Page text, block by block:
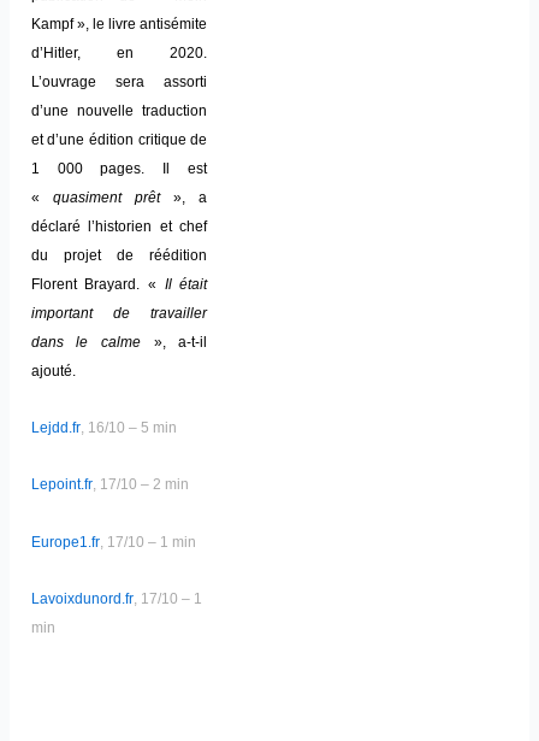
Kampf », le livre antisémite
d’Hitler, en 2020.
L’ouvrage sera assorti
d’une nouvelle traduction
et d’une édition critique de
1 000 pages. Il est
« quasiment prêt», a
déclaré l’historien et chef
du projet de réédition
Florent Brayard. « Il était
important de travailler
dans le calme», a-t-il
ajouté.
Lejdd.fr, 16/10 – 5 min
Lepoint.fr, 17/10 – 2 min
Europe1.fr, 17/10 – 1 min
Lavoixdunord.fr, 17/10 – 1
min